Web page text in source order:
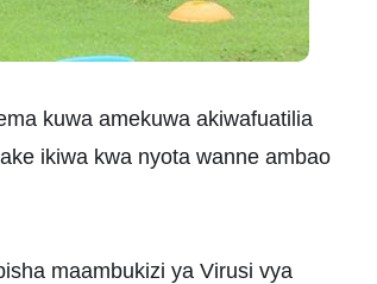
kuwa amekuwa akiwafuatilia
ikiwa kwa nyota wanne ambao
maambukizi ya Virusi vya